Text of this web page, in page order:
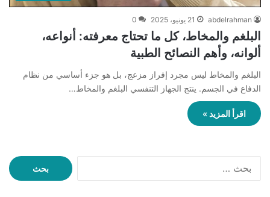
abdelrahman 21 يونيو، 2025 0
البلغم والمخاط، كل ما تحتاج معرفته: أنواعه،
ألوانه، وأهم النصائح الطبية
البلغم والمخاط ليس مجرد إفراز مزعج، بل هو جزء أساسي من نظام
الدفاع في الجسم. ينتج الجهاز التنفسي البلغم والمخاط…
اقرأ المزيد »